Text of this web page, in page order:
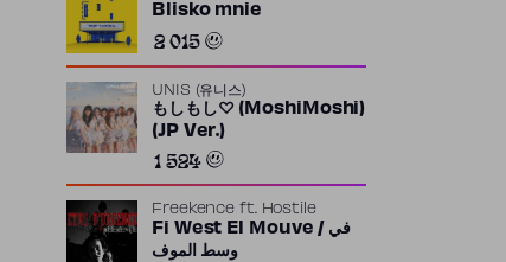
Returners
Blisko mnie
2 015
UNIS (유니스)
もしもし♡ (MoshiMoshi)
(JP Ver.)
1 524
Freekence ft. Hostile
Fi West El Mouve / في
وسط الموف